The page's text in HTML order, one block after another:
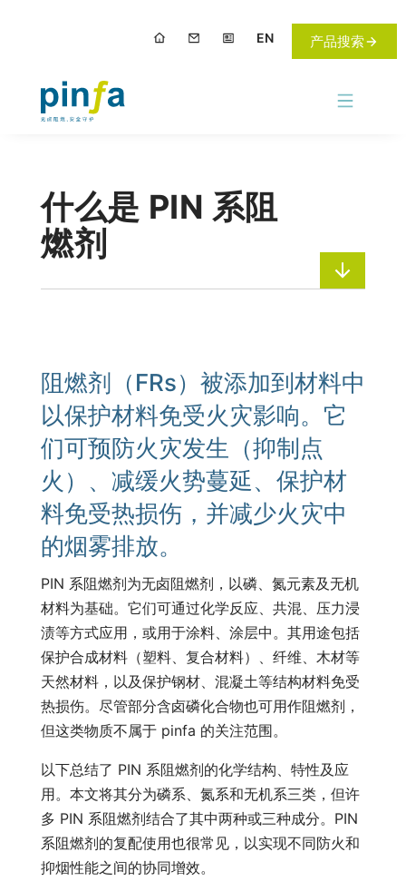
EN 产品搜索
媒体&事件
应用领域
可持续发展
什么是 PIN 系阻
燃剂
阻燃剂（FRs）被添加到材料中
以保护材料免受火灾影响。它
们可预防火灾发生（抑制点
火）、减缓火势蔓延、保护材
料免受热损伤，并减少火灾中
的烟雾排放。
PIN 系阻燃剂为无卤阻燃剂，以磷、氮元素及无机
材料为基础。它们可通过化学反应、共混、压力浸
渍等方式应用，或用于涂料、涂层中。其用途包括
保护合成材料（塑料、复合材料）、纤维、木材等
天然材料，以及保护钢材、混凝土等结构材料免受
热损伤。尽管部分含卤磷化合物也可用作阻燃剂，
但这类物质不属于 pinfa 的关注范围。
以下总结了 PIN 系阻燃剂的化学结构、特性及应
用。本文将其分为磷系、氮系和无机系三类，但许
多 PIN 系阻燃剂结合了其中两种或三种成分。PIN
系阻燃剂的复配使用也很常见，以实现不同防火和
抑烟性能之间的协同增效。